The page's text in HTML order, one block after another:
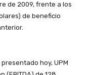
de 2009, frente a los
de beneficio
hoy, UPM